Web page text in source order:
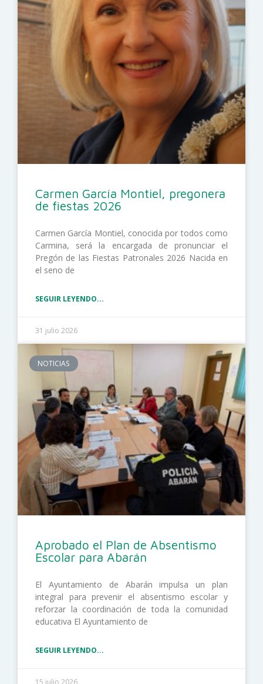
Carmen García Montiel, pregonera
de fiestas 2026
Carmen García Montiel, conocida por todos como
Carmina, será la encargada de pronunciar el
Pregón de las Fiestas Patronales 2026 Nacida en
el seno de
SEGUIR LEYENDO...
31 julio 2026
NOTICIAS
Aprobado el Plan de Absentismo
Escolar para Abarán
El Ayuntamiento de Abarán impulsa un plan
integral para prevenir el absentismo escolar y
reforzar la coordinación de toda la comunidad
educativa El Ayuntamiento de
SEGUIR LEYENDO...
15 julio 2026